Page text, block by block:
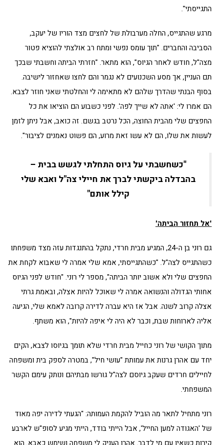
התגייסתי".
מרגע שהתגייס, החלה מערבולת של לחצים מצד הוריו של יעקב,
הסביבה והחברים. "תוך עומס נפשי ומתח רב אולצתי להוציא פטור
מצה"ל, חודש לאחר הגיוס", הוא מתאר. "חזרתי הביתה וחשבתי שבכך
תם העניין, אך מסע השכנועים לא נגמר והם לחצו שאחזור לישיבה.
בסוף הבנתי שהדרך שלהם לא מתאימה לי והחלטתי שאני חוזר לצבא.
הם אמרו לי: 'אתה לא שייך לפה'. לפני כשבוע הם הוציאו את כל
החפצים שלי מהבית החוצה, הכל נרטב בגשם. זה כואב, אבל ניתן לזמן
לעשות את שלו, הם לא עשו זאת מרוע, הם פשוט נאמנים לציבור".
"כשחשבתי על גיוס התחלתי לגשש בבית –
בהבדלה ביקשתי לברך את חיילי צה"ל ואבא שלי
קילל אותם"
'אל תחזור הביתה'
גם רוני בן ה-24, המגיע מבית חרדי, נתקל בהתנגדות עזה מצד משפחתו
כשהתגייס לצה"ל. "כשהתגייסתי, אמא שלי אמרה לי שאבוא לקחת את
החפצים שלי ולא אשוב יותר הביתה", מספר לי רוני. "חודש לפני הגיוס
אחותי הגדולה והנשואה אמרה לי שאוכל להיות אצלה, ובאמת גרתי
אצלה קרוב לשנה. אבל אז היא עברה לדירה קרובה לאמא שלי, הגיעה
אליה לארוחות שבת, וכבר לא היה לי איפה להיות", הוא משתף.
מתוך הקושי של רוני כחייל מבית חרדי שלא תומך בגיוסו לצבא, הקים
יחד עם אהרן גרנות את עמותת "עושי חיל", במטרה לספק בית ומשפחה
לחיילים חרדים שעקב גיוסם לצה"ל גורשו מבתיהם ונותק עימם הקשר
המשפחתי.
רוני מתחיל לתאר מה הוביל להקמת העמותה: "הגעתי לדירה יפה מאוד
של 'האגודה למען החייל', אבל הייתי בודד, הייתי מגיע לסופ"ש לארבע